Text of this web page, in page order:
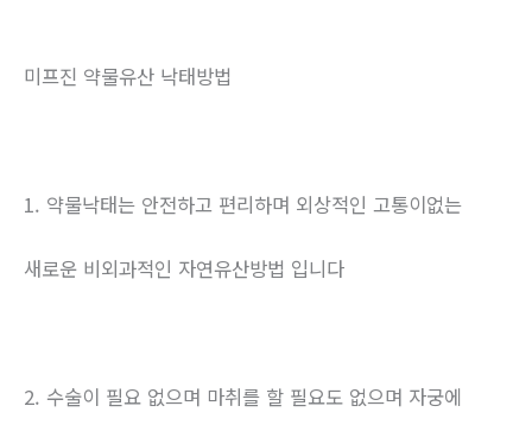
미프진 약물유산 낙태방법
1. 약물낙태는 안전하고 편리하며 외상적인 고통이없는
새로운 비외과적인 자연유산방법 입니다
2. 수술이 필요 없으며 마취를 할 필요도 없으며 자궁에